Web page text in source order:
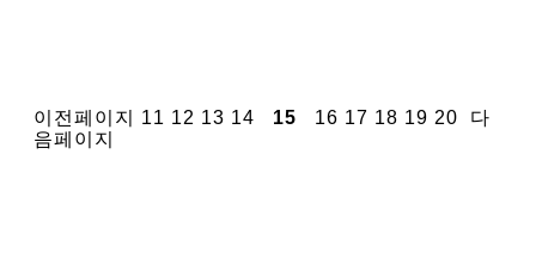
이전페이지 11 12 13 14 15 16 17 18 19 20
다
음페이지